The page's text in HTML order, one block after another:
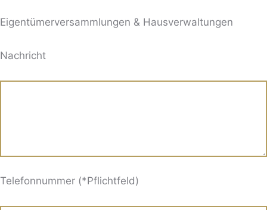
Eigentümerversammlungen & Hausverwaltungen
LASSE DIESES FELD LEER.
Nachricht
Telefonnummer (*Pflichtfeld)